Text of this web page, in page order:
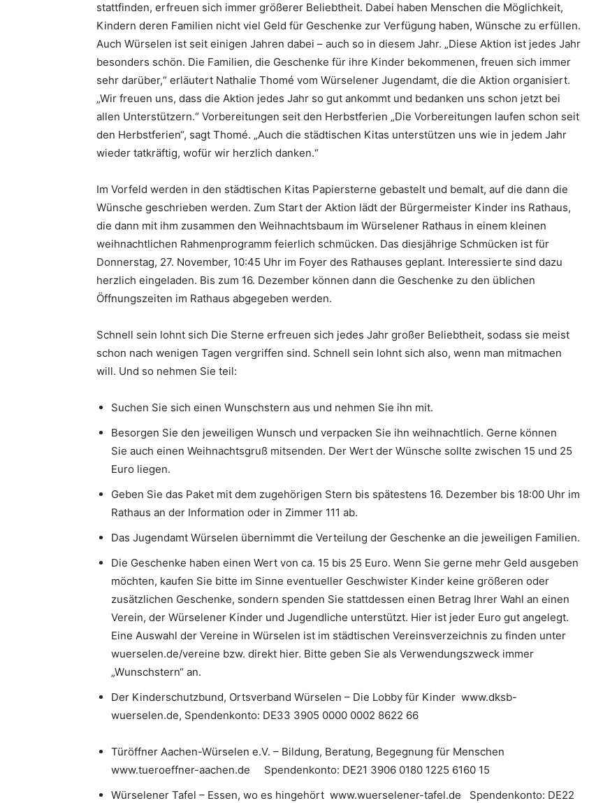
stattfinden, erfreuen sich immer größerer Beliebtheit. Dabei haben Menschen die Möglichkeit,
Kindern deren Familien nicht viel Geld für Geschenke zur Verfügung haben, Wünsche zu erfüllen.
Auch Würselen ist seit einigen Jahren dabei – auch so in diesem Jahr. „Diese Aktion ist jedes Jahr
besonders schön. Die Familien, die Geschenke für ihre Kinder bekommenen, freuen sich immer
sehr darüber,“ erläutert Nathalie Thomé vom Würselener Jugendamt, die die Aktion organisiert.
„Wir freuen uns, dass die Aktion jedes Jahr so gut ankommt und bedanken uns schon jetzt bei
allen Unterstützern.“ Vorbereitungen seit den Herbstferien „Die Vorbereitungen laufen schon seit
den Herbstferien“, sagt Thomé. „Auch die städtischen Kitas unterstützen uns wie in jedem Jahr
wieder tatkräftig, wofür wir herzlich danken.“
Im Vorfeld werden in den städtischen Kitas Papiersterne gebastelt und bemalt, auf die dann die
Wünsche geschrieben werden. Zum Start der Aktion lädt der Bürgermeister Kinder ins Rathaus,
die dann mit ihm zusammen den Weihnachtsbaum im Würselener Rathaus in einem kleinen
weihnachtlichen Rahmenprogramm feierlich schmücken. Das diesjährige Schmücken ist für
Donnerstag, 27. November, 10:45 Uhr im Foyer des Rathauses geplant. Interessierte sind dazu
herzlich eingeladen. Bis zum 16. Dezember können dann die Geschenke zu den üblichen
Öffnungszeiten im Rathaus abgegeben werden.
Schnell sein lohnt sich Die Sterne erfreuen sich jedes Jahr großer Beliebtheit, sodass sie meist
schon nach wenigen Tagen vergriffen sind. Schnell sein lohnt sich also, wenn man mitmachen
will. Und so nehmen Sie teil:
Suchen Sie sich einen Wunschstern aus und nehmen Sie ihn mit.
Besorgen Sie den jeweiligen Wunsch und verpacken Sie ihn weihnachtlich. Gerne können
Sie auch einen Weihnachtsgruß mitsenden. Der Wert der Wünsche sollte zwischen 15 und 25
Euro liegen.
Geben Sie das Paket mit dem zugehörigen Stern bis spätestens 16. Dezember bis 18:00 Uhr im
Rathaus an der Information oder in Zimmer 111 ab.
Das Jugendamt Würselen übernimmt die Verteilung der Geschenke an die jeweiligen Familien.
Die Geschenke haben einen Wert von ca. 15 bis 25 Euro. Wenn Sie gerne mehr Geld ausgeben
möchten, kaufen Sie bitte im Sinne eventueller Geschwister Kinder keine größeren oder
zusätzlichen Geschenke, sondern spenden Sie stattdessen einen Betrag Ihrer Wahl an einen
Verein, der Würselener Kinder und Jugendliche unterstützt. Hier ist jeder Euro gut angelegt.
Eine Auswahl der Vereine in Würselen ist im städtischen Vereinsverzeichnis zu finden unter
wuerselen.de/vereine bzw. direkt hier. Bitte geben Sie als Verwendungszweck immer
„Wunschstern“ an.
Der Kinderschutzbund, Ortsverband Würselen – Die Lobby für Kinder www.dksb-
wuerselen.de, Spendenkonto: DE33 3905 0000 0002 8622 66
Türöffner Aachen-Würselen e.V. – Bildung, Beratung, Begegnung für Menschen
www.tueroeffner-aachen.de Spendenkonto: DE21 3906 0180 1225 6160 15
Würselener Tafel – Essen, wo es hingehört www.wuerselener-tafel.de Spendenkonto: DE22